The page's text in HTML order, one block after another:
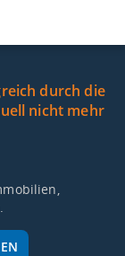
durch die
nicht mehr